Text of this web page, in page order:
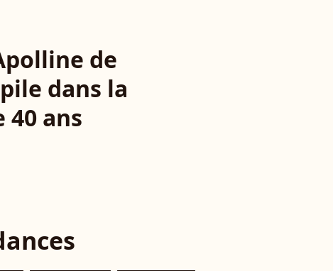
de
dans la
ans